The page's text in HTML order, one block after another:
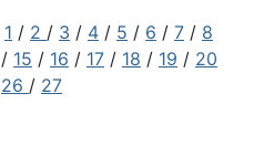
1 / 2 / 3 / 4 / 5 / 6 / 7 / 8
/ 15 / 16 / 17 / 18 / 19 / 20
26 / 27